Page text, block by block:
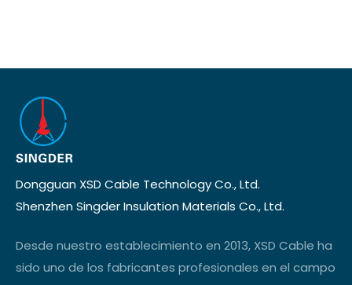
Dongguan XSD Cable Technology Co., Ltd.
Shenzhen Singder Insulation Materials Co., Ltd.
Desde nuestro establecimiento en 2013, XSD Cable ha
sido uno de los fabricantes profesionales en el campo